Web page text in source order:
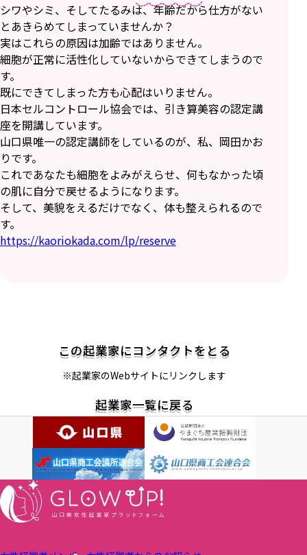
シワやシミ、そしてたるみは、年齢だから仕⽅がない
とあきらめてしまっていませんか？
実はこれらの原因は加齢ではありません。
細胞が正常に活性化していないからできてしまうので
す。
既にできてしまった⽅も⼼配はいりません。
⽇本セルコントロール協会では、引き算美容の認定講
座を開講しています。
⼭⼝県唯⼀の認定講師をしているのが、私、岡⽥かお
りです。
これであなたも細胞をよみがえらせ、何もなかった頃
の肌に⾃分で戻せるようになります。
そして、美貌をえるだけでなく、体も整えられるので
す。
https://kaoriokada.com/lp/reserve
この起業家にコンタクトをとる
※起業家のWebサイトにリンクします
起業家一覧に戻る